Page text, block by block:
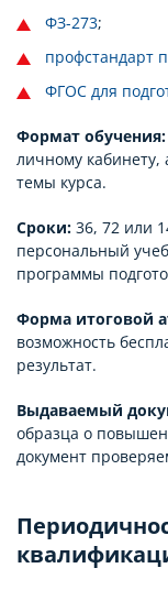
ФЗ-273;
профстандарт
ФГОС для
Формат обучения:
личному кабинету,
темы курса.
Сроки: 36, 72 или
персональный
программы
Форма итоговой
возможность
результат.
Выдаваемый
образца о
документ